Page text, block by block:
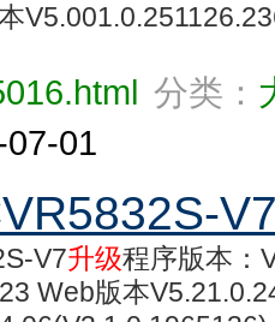
分类：
01
V7升级程序版本：
Web版本